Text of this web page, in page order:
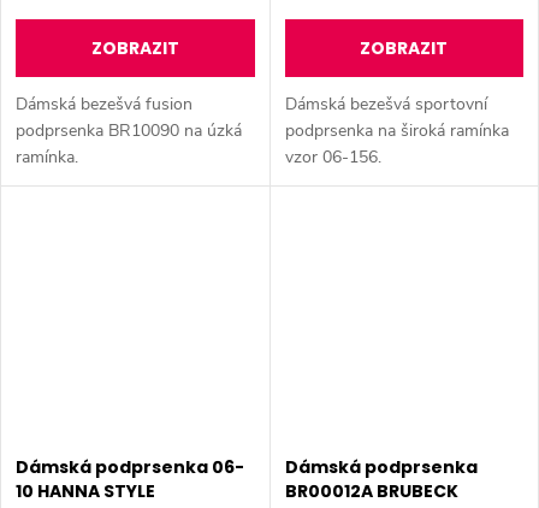
ZOBRAZIT
Dámská bezešvá fusion
podprsenka BR10090 na úzká
ramínka.
ZOBRAZIT
Dámská bezešvá sportovní
podprsenka na široká ramínka
vzor 06-156.
Dámská podprsenka 06-
10 HANNA STYLE
Dámská podprsenka
BR00012A BRUBECK